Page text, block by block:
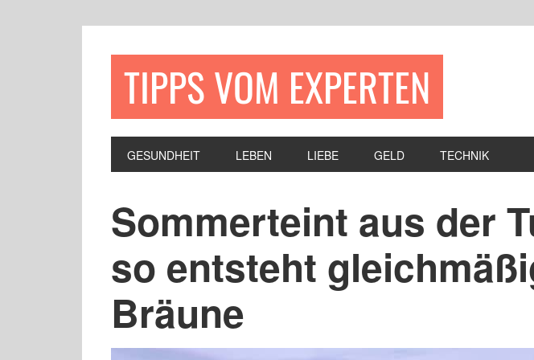
TIPPS VOM EXPERTEN
GESUNDHEIT LEBEN LIEBE GELD TECHNIK
Sommerteint aus der
so entsteht
Bräune